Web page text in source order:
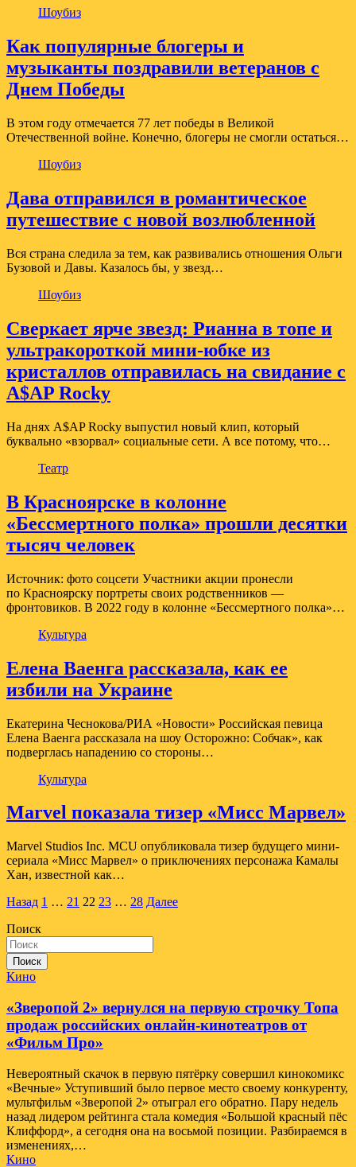
Шоубиз
Как популярные блогеры и
музыканты поздравили ветеранов с
Днем Победы
В этом году отмечается 77 лет победы в Великой
Отечественной войне. Конечно, блогеры не смогли остаться…
Шоубиз
Дава отправился в романтическое
путешествие с новой возлюбленной
Вся страна следила за тем, как развивались отношения Ольги
Бузовой и Давы. Казалось бы, у звезд…
Шоубиз
Сверкает ярче звезд: Рианна в топе и
ультракороткой мини-юбке из
кристаллов отправилась на свидание с
A$AP Rocky
На днях A$AP Rocky выпустил новый клип, который
буквально «взорвал» социальные сети. А все потому, что…
Театр
В Красноярске в колонне
«Бессмертного полка» прошли десятки
тысяч человек
Источник: фото соцсети Участники акции пронесли
по Красноярску портреты своих родственников —
фронтовиков. В 2022 году в колонне «Бессмертного полка»…
Культура
Елена Ваенга рассказала, как ее
избили на Украине
Екатерина Чеснокова/РИА «Новости» Российская певица
Елена Ваенга рассказала на шоу Осторожно: Собчак», как
подверглась нападению со стороны…
Культура
Marvel показала тизер «Мисс Марвел»
Marvel Studios Inc. MCU опубликовала тизер будущего мини-
сериала «Мисс Марвел» о приключениях персонажа Камалы
Хан, известной как…
Пагинация
записей
Назад 1 … 21 22 23 … 28 Далее
Поиск
Поиск
Кино
«Зверопой 2» вернулся на первую строчку Топа
продаж российских онлайн-кинотеатров от
«Фильм Про»
Невероятный скачок в первую пятёрку совершил кинокомикс
«Вечные» Уступивший было первое место своему конкуренту,
мультфильм «Зверопой 2» отыграл его обратно. Пару недель
назад лидером рейтинга стала комедия «Большой красный пёс
Клиффорд», а сегодня она на восьмой позиции. Разбираемся в
изменениях,…
Кино